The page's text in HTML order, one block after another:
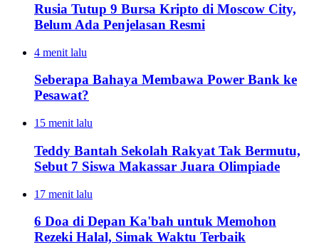
Rusia Tutup 9 Bursa Kripto di Moscow City,
Belum Ada Penjelasan Resmi
4 menit lalu
Seberapa Bahaya Membawa Power Bank ke
Pesawat?
15 menit lalu
Teddy Bantah Sekolah Rakyat Tak Bermutu,
Sebut 7 Siswa Makassar Juara Olimpiade
17 menit lalu
6 Doa di Depan Ka'bah untuk Memohon
Rezeki Halal, Simak Waktu Terbaik